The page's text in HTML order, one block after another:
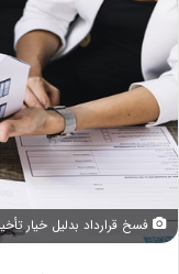
فسخ قرارداد بدلیل خیار